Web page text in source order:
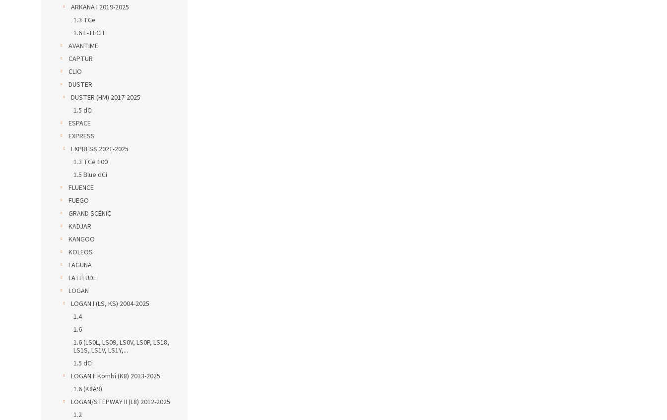
ARKANA I 2019-2025
1.3 TCe
1.6 E-TECH
AVANTIME
CAPTUR
CLIO
DUSTER
DUSTER (HM) 2017-2025
1.5 dCi
ESPACE
EXPRESS
EXPRESS 2021-2025
1.3 TCe 100
1.5 Blue dCi
FLUENCE
FUEGO
GRAND SCÉNIC
KADJAR
KANGOO
KOLEOS
LAGUNA
LATITUDE
LOGAN
LOGAN I (LS, KS) 2004-2025
1.4
1.6
1.6 (LS0L, LS09, LS0V, LS0P, LS18,
LS1S, LS1V, LS1Y,...
1.5 dCi
LOGAN II Kombi (K8) 2013-2025
1.6 (K8A9)
LOGAN/STEPWAY II (L8) 2012-2025
1.2